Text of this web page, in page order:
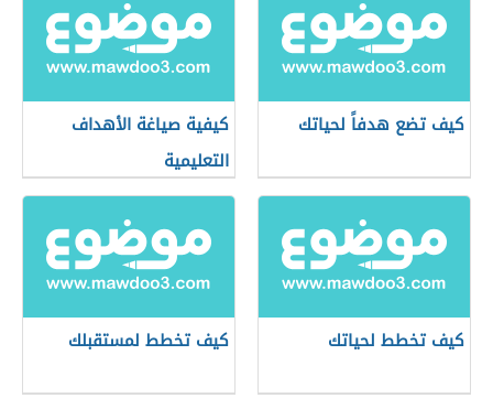
كيف تضع هدفاً لحياتك
كيفية صياغة الأهداف
التعليمية
كيف تخطط لحياتك كيف تخطط لمستقبلك